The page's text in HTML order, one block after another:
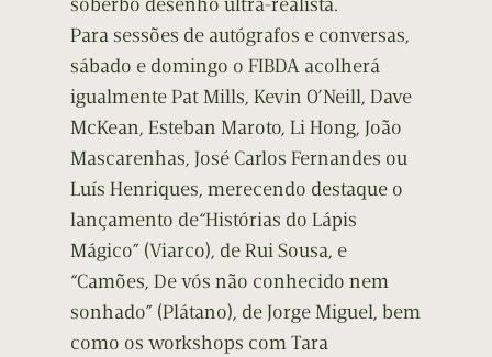
Para sessões de autógrafos e conversas,
sábado e domingo o FIBDA acolherá
igualmente Pat Mills, Kevin O’Neill, Dave
McKean, Esteban Maroto, Li Hong, João
Mascarenhas, José Carlos Fernandes ou
Luís Henriques, merecendo destaque o
lançamento de“Histórias do Lápis
Mágico” (Viarco), de Rui Sousa, e
“Camões, De vós não conhecido nem
sonhado” (Plátano), de Jorge Miguel, bem
como os workshops com Tara